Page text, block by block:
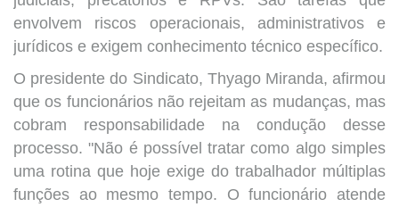
envolvem riscos operacionais, administrativos e
jurídicos e exigem conhecimento técnico específico.
O presidente do Sindicato, Thyago Miranda, afirmou
que os funcionários não rejeitam as mudanças, mas
cobram responsabilidade na condução desse
processo. "Não é possível tratar como algo simples
uma rotina que hoje exige do trabalhador múltiplas
funções ao mesmo tempo. O funcionário atende